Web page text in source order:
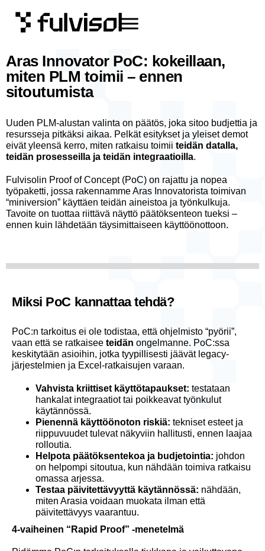
Aras Innovator PoC: kokeillaan,
miten PLM toimii – ennen
sitoutumista
Uuden PLM-alustan valinta on päätös, joka sitoo budjettia ja
resursseja pitkäksi aikaa. Pelkät esitykset ja yleiset demot
eivät yleensä kerro, miten ratkaisu toimii teidän datalla,
teidän prosesseilla ja teidän integraatioilla.
Fulvisolin Proof of Concept (PoC) on rajattu ja nopea
työpaketti, jossa rakennamme Aras Innovatorista toimivan
“miniversion” käyttäen teidän aineistoa ja työnkulkuja.
Tavoite on tuottaa riittävä näyttö päätöksenteon tueksi –
ennen kuin lähdetään täysimittaiseen käyttöönottoon.
Miksi PoC kannattaa tehdä?
PoC:n tarkoitus ei ole todistaa, että ohjelmisto “pyörii”,
vaan että se ratkaisee teidän ongelmanne. PoC:ssa
keskitytään asioihin, jotka tyypillisesti jäävät legacy-
järjestelmien ja Excel-ratkaisujen varaan.
Vahvista kriittiset käyttötapaukset: testataan
hankalat integraatiot tai poikkeavat työnkulut
käytännössä.
Pienennä käyttöönoton riskiä: tekniset esteet ja
riippuvuudet tulevat näkyviin hallitusti, ennen laajaa
rolloutia.
Helpota päätöksentekoa ja budjetointia: johdon
on helpompi sitoutua, kun nähdään toimiva ratkaisu
omassa arjessa.
Testaa päivitettävyyttä käytännössä: nähdään,
miten Arasia voidaan muokata ilman että
päivitettävyys vaarantuu.
4-vaiheinen “Rapid Proof” -menetelmä